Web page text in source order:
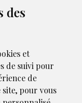
des
et
de suivi pour
de
pour vous
présentiels,
2020/89171.3